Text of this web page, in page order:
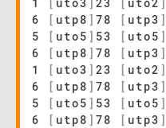
6
[ utp8 ] 78 [ utp3 ]
5
[ uto5 ] 53 [ uto5 ]
6
[ utp8 ] 78 [ utp3 ]
1
[ uto3 ] 23 [ uto2 ]
6
[ utp8 ] 78 [ utp3 ]
5
[ uto5 ] 53 [ uto5 ]
6
[ utp8 ] 78 [ utp3 ]